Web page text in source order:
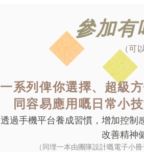
參加有
（可
一系列俾你選擇、超級
同容易應用嘅 日常小
透過手機平台養成習慣，增加控制
改善精神
（同埋一本由團隊設計嘅電子小冊